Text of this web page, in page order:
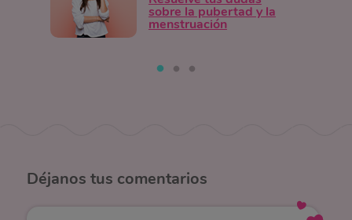
sobre la pubertad y la
menstruación
Déjanos tus comentarios